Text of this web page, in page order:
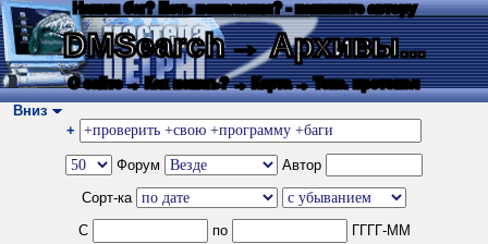
Нашли баг? Есть пожелания? - напишите автору
DMSearch→ Архивы...
О сайте → Как искать? → Карта → Текс. протокол
Вниз
+
Форум
Автор
Сорт-ка
С
по ГГГГ-ММ